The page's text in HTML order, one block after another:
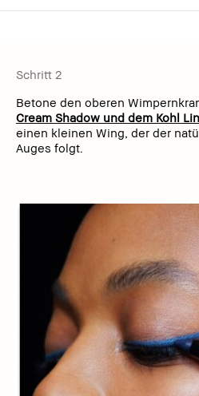
Schritt 2
Betone den oberen
Cream Shadow und dem Kohl
einen kleinen Wing, der der
Auges folgt.